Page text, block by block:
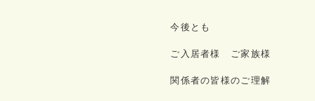
今後とも
ご入居者様 ご家族様
関係者の皆様のご理解